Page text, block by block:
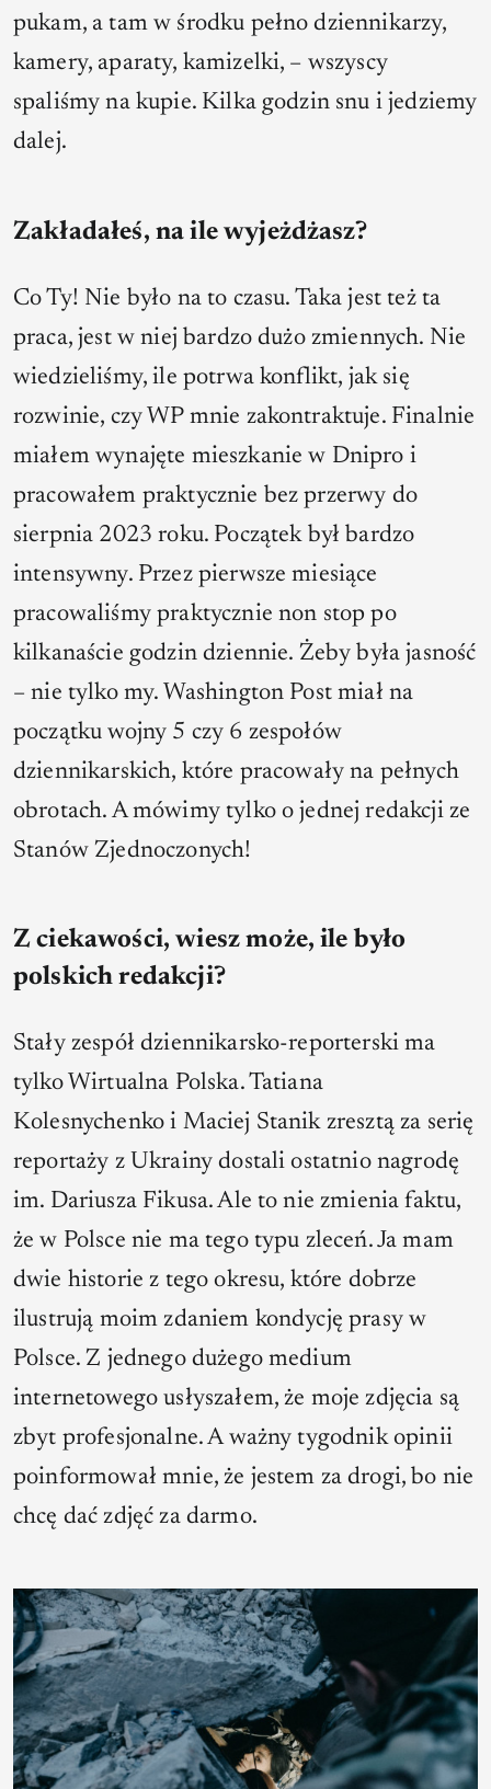
pukam, a tam w środku pełno dziennikarzy,
kamery, aparaty, kamizelki, – wszyscy
spaliśmy na kupie. Kilka godzin snu i jedziemy
dalej.
Zakładałeś, na ile wyjeżdżasz?
Co Ty! Nie było na to czasu. Taka jest też ta
praca, jest w niej bardzo dużo zmiennych. Nie
wiedzieliśmy, ile potrwa konflikt, jak się
rozwinie, czy WP mnie zakontraktuje. Finalnie
miałem wynajęte mieszkanie w Dnipro i
pracowałem praktycznie bez przerwy do
sierpnia 2023 roku. Początek był bardzo
intensywny. Przez pierwsze miesiące
pracowaliśmy praktycznie non stop po
kilkanaście godzin dziennie. Żeby była jasność
– nie tylko my. Washington Post miał na
początku wojny 5 czy 6 zespołów
dziennikarskich, które pracowały na pełnych
obrotach. A mówimy tylko o jednej redakcji ze
Stanów Zjednoczonych!
Z ciekawości, wiesz może, ile było
polskich redakcji?
Stały zespół dziennikarsko-reporterski ma
tylko Wirtualna Polska. Tatiana
Kolesnychenko i Maciej Stanik zresztą za serię
reportaży z Ukrainy dostali ostatnio nagrodę
im. Dariusza Fikusa. Ale to nie zmienia faktu,
że w Polsce nie ma tego typu zleceń. Ja mam
dwie historie z tego okresu, które dobrze
ilustrują moim zdaniem kondycję prasy w
Polsce. Z jednego dużego medium
internetowego usłyszałem, że moje zdjęcia są
zbyt profesjonalne. A ważny tygodnik opinii
poinformował mnie, że jestem za drogi, bo nie
chcę dać zdjęć za darmo.